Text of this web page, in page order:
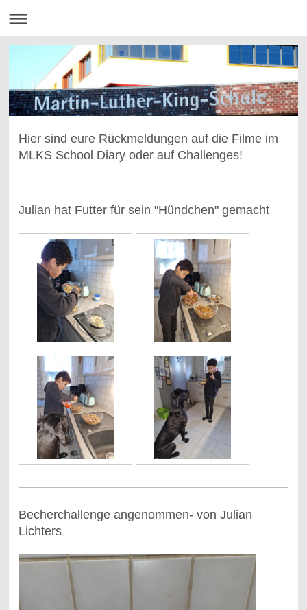
Hier sind eure Rückmeldungen auf die Filme im
MLKS School Diary oder auf Challenges!
Julian hat Futter für sein "Hündchen" gemacht
Becherchallenge angenommen- von Julian
Lichters